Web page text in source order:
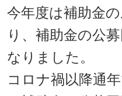
今年度は補助金
り、補助金の公
なりました。
コロナ禍以降通